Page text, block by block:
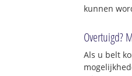
kunnen
Overtuigd?
Als u belt